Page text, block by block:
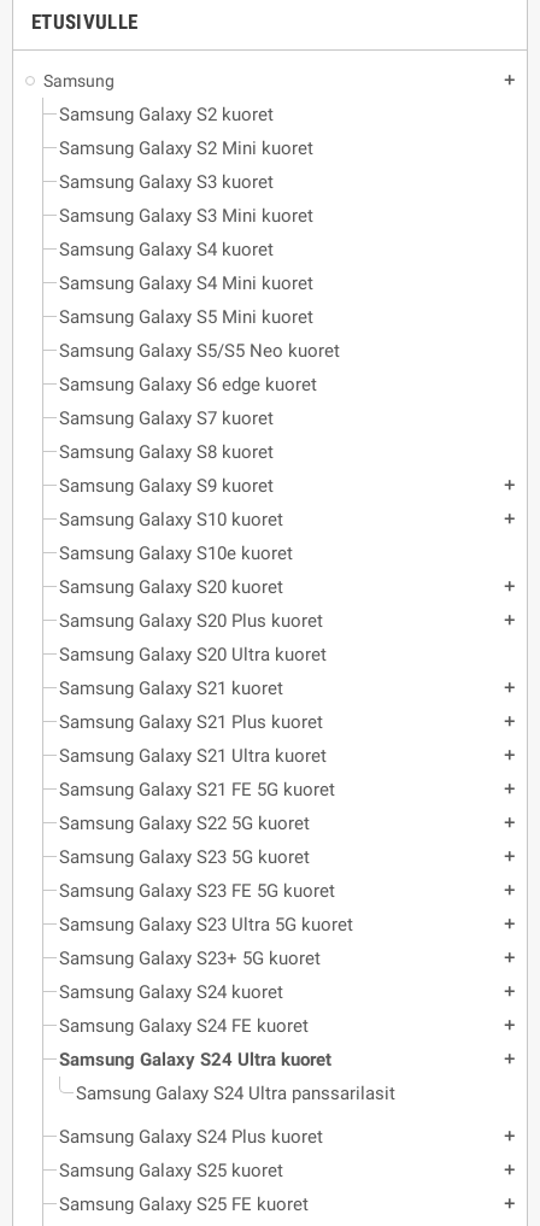
ETUSIVULLE
Samsung add
Samsung Galaxy S2 kuoret
Samsung Galaxy S2 Mini kuoret
Samsung Galaxy S3 kuoret
Samsung Galaxy S3 Mini kuoret
Samsung Galaxy S4 kuoret
Samsung Galaxy S4 Mini kuoret
Samsung Galaxy S5 Mini kuoret
Samsung Galaxy S5/S5 Neo kuoret
Samsung Galaxy S6 edge kuoret
Samsung Galaxy S7 kuoret
Samsung Galaxy S8 kuoret
Samsung Galaxy S9 kuoret
add
Samsung Galaxy S10 kuoret add
Samsung Galaxy S10e kuoret
Samsung Galaxy S20 kuoret
add
Samsung Galaxy S20 Plus kuoret add
Samsung Galaxy S20 Ultra kuoret
Samsung Galaxy S21 kuoret
add
Samsung Galaxy S21 Plus kuoret add
Samsung Galaxy S21 Ultra kuoret add
Samsung Galaxy S21 FE 5G kuoret add
Samsung Galaxy S22 5G kuoret add
Samsung Galaxy S23 5G kuoret add
Samsung Galaxy S23 FE 5G kuoret add
Samsung Galaxy S23 Ultra 5G kuoret add
Samsung Galaxy S23+ 5G kuoret add
Samsung Galaxy S24 kuoret add
Samsung Galaxy S24 FE kuoret add
Samsung Galaxy S24 Ultra kuoret add
Samsung Galaxy S24 Ultra panssarilasit
Samsung Galaxy S24 Plus kuoret
add
Samsung Galaxy S25 kuoret add
Samsung Galaxy S25 FE kuoret add